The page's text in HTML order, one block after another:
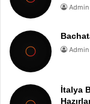
Admin
Admin
İtalya